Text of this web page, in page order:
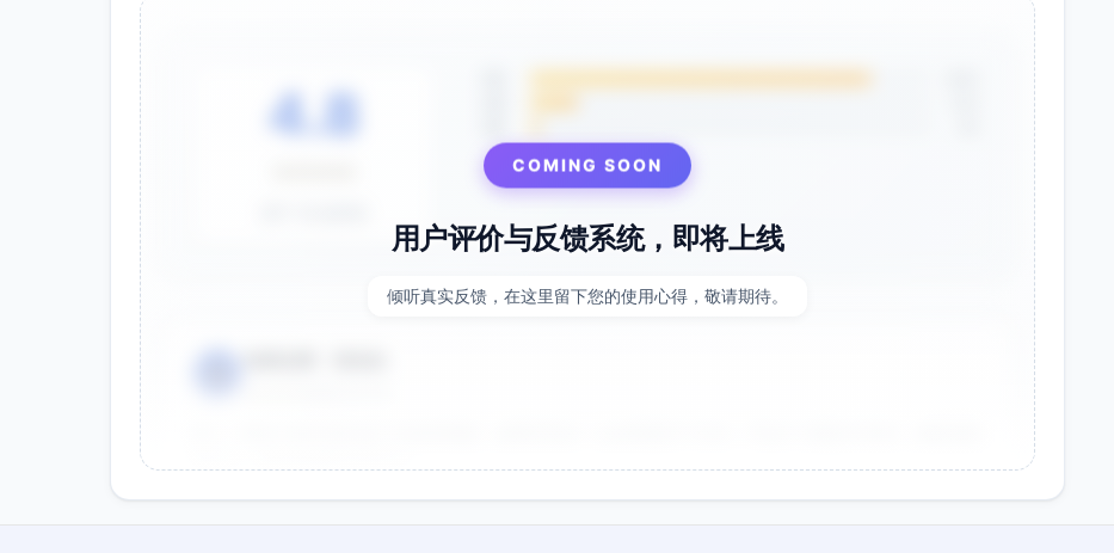
4.8
COMING SOON
用户评价与反馈系统，即将上线
倾听真实反馈，在这里留下您的使用心得，敬请期待。